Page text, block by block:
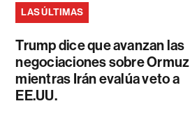
LAS ÚLTIMAS
Trump dice que avanzan las
negociaciones sobre Ormuz
mientras Irán evalúa veto a
EE.UU.